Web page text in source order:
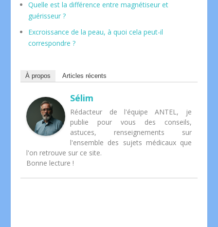
Quelle est la différence entre magnétiseur et
guérisseur ?
Excroissance de la peau, à quoi cela peut-il
correspondre ?
À propos Articles récents
Sélim
Rédacteur de l'équipe ANTEL, je
publie pour vous des conseils,
astuces, renseignements sur
l'ensemble des sujets médicaux que
l'on retrouve sur ce site.
Bonne lecture !